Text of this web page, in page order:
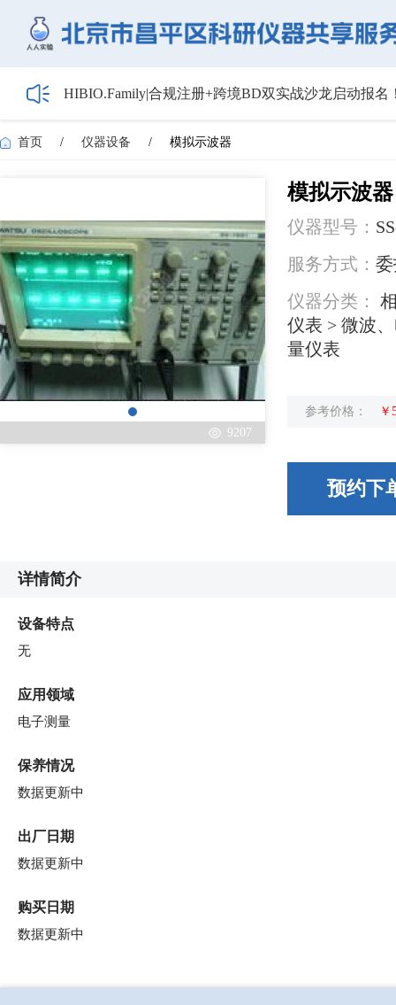
HIBIO.Family|合规注册+跨境BD双实战沙龙启动报名
【最新日程】2026年智慧电厂论坛议程首发！邀您4
关于召开2026年度昌平区高新技术企业培育工作会
首页 / 仪器设备 / 模拟示波器
9207
模拟示波器
仪器型号：
服务方式：
仪器分类：
仪表 > 微波
量仪表
参考价格：
预约下
详情简介
设备特点
无
应用领域
电子测量
保养情况
数据更新中
出厂日期
数据更新中
购买日期
数据更新中